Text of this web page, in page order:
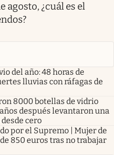
agosto, ¿cuál es el
del año: 48 horas de
lluvias con ráfagas de
8000 botellas de vidrio
después levantaron una
cero
por el Supremo | Mujer de
850 euros tras no trabajar